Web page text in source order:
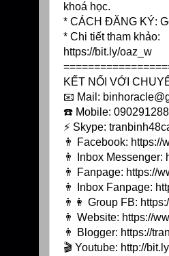
khoá học.
* CÁCH ĐĂNG KÝ:
* Chi tiết tham khảo:
https://bit.ly/oaz_w
KẾT NỐI VỚI
📧 Mail:
☎️ Mobile:
⚡️ Skype:
👨 Facebook: https://
👨 Inbox Messenger:
👨 Fanpage: https://
👨 Inbox Fanpage:
👨👩 Group FB:
👨 Website: https://
👨 Blogger: https://
🎬 Youtube: http://